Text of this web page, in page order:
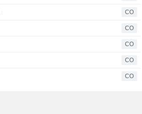
CO
CO
CO
CO
CO